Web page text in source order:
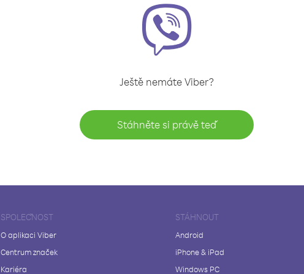
Ještě nemáte Viber?
Stáhněte si právě teď
SPOLEČNOST
O aplikaci Viber
Centrum značek
Kariéra
STÁHNOUT
Android
iPhone & iPad
Windows PC